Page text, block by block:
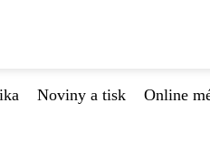
Noviny a tisk Online